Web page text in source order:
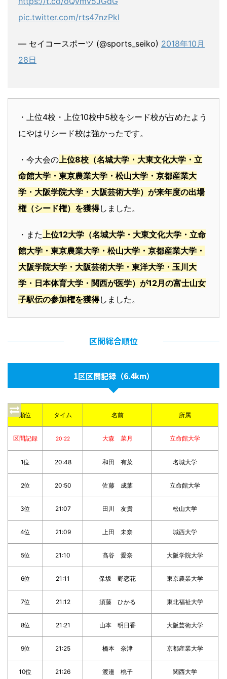
pic.twitter.com/rts47nzPkI
— セイコースポーツ (@sports_seiko) 2018年10月
28日
・上位4校・上位10校中5校をシード校が占めたよう
にやはりシード校は強かったです。
・今大会の上位8校（名城大学・大東文化大学・立
命館大学・東京農業大学・松山大学・京都産業大
学・大阪学院大学・大阪芸術大学）が来年度の出場
権（シード権）を獲得しました。
・また上位12大学（名城大学・大東文化大学・立命
館大学・東京農業大学・松山大学・京都産業大学・
大阪学院大学・大阪芸術大学・東洋大学・玉川大
学・日本体育大学・関西が医学）が12月の富士山女
子駅伝の参加権を獲得しました。
区間総合順位
1区区間記録（6.4km）
順位 タイム 名前 所属
区間記録 20:22 大森 菜月 立命館大学
1位 20:48 和田 有菜 名城大学
2位 20:50 佐藤 成葉 立命館大学
3位 21:07 田川 友貴 松山大学
4位 21:09 上田 未奈 城西大学
5位 21:10 髙谷 愛奈 大阪学院大学
6位 21:11 保坂 野恋花 東京農業大学
7位 21:12 須藤 ひかる 東北福祉大学
8位 21:21 山本 明日香 大阪芸術大学
9位 21:25 橋本 奈津 京都産業大学
10位 21:26 渡邉 桃子 関西大学